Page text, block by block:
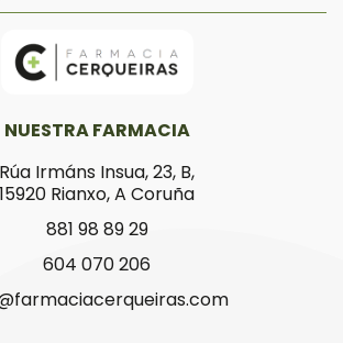
NUESTRA FARMACIA
Rúa Irmáns Insua, 23, B,
15920 Rianxo, A Coruña
881 98 89 29
604 070 206